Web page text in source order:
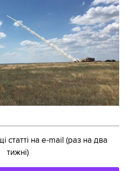
статті на e-mail (раз на два
тижні)